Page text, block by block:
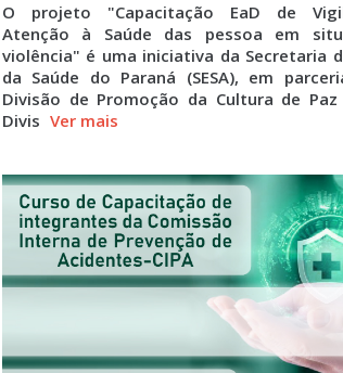
O projeto "Capacitação EaD de
Atenção à Saúde das pessoa em
violência" é uma iniciativa da Secretaria
da Saúde do Paraná (SESA), em
Divisão de Promoção da Cultura de Paz
Divis Ver mais